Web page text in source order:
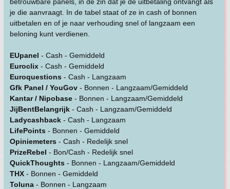
je die aanvraagt. In de tabel staat of ze in cash of bonnen
uitbetalen en of je naar verhouding snel of langzaam een
beloning kunt verdienen.
EUpanel - Cash - Gemiddeld
Euroclix - Cash - Gemiddeld
Euroquestions - Cash - Langzaam
Gfk Panel / YouGov - Bonnen - Langzaam/Gemiddeld
Kantar / Nipobase - Bonnen - Langzaam/Gemiddeld
JijBentBelangrijk - Cash - Langzaam/Gemiddeld
Ladycashback - Cash - Langzaam
LifePoints - Bonnen - Gemiddeld
Opiniemeters - Cash - Redelijk snel
PrizeRebel - Bon/Cash - Redelijk snel
QuickThoughts - Bonnen - Langzaam/Gemiddeld
THX - Bonnen - Gemiddeld
Toluna - Bonnen - Langzaam